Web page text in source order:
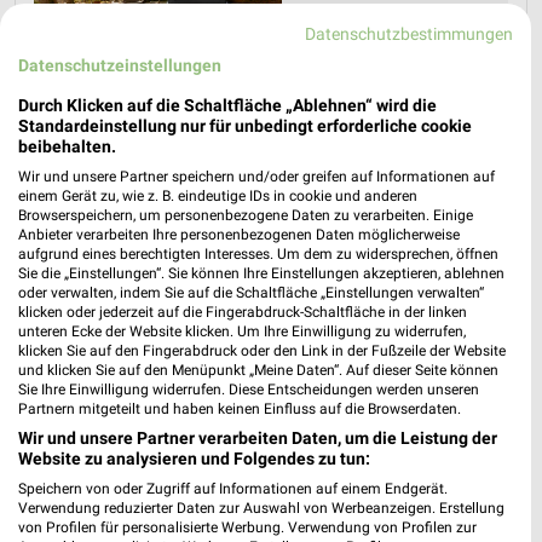
Jetzt alle "Grillen" Themen entdecken!
MEHR PROSPEKTE
Datenschutzbestimmungen
Datenschutzeinstellungen
Durch Klicken auf die Schaltfläche „Ablehnen“ wird die
Standardeinstellung nur für unbedingt erforderliche cookie
beibehalten.
Wir und unsere Partner speichern und/oder greifen auf Informationen auf
einem Gerät zu, wie z. B. eindeutige IDs in cookie und anderen
Browserspeichern, um personenbezogene Daten zu verarbeiten. Einige
Anbieter verarbeiten Ihre personenbezogenen Daten möglicherweise
aufgrund eines berechtigten Interesses. Um dem zu widersprechen, öffnen
Sie die „Einstellungen“. Sie können Ihre Einstellungen akzeptieren, ablehnen
oder verwalten, indem Sie auf die Schaltfläche „Einstellungen verwalten“
klicken oder jederzeit auf die Fingerabdruck-Schaltfläche in der linken
unteren Ecke der Website klicken. Um Ihre Einwilligung zu widerrufen,
klicken Sie auf den Fingerabdruck oder den Link in der Fußzeile der Website
und klicken Sie auf den Menüpunkt „Meine Daten“. Auf dieser Seite können
Sie Ihre Einwilligung widerrufen. Diese Entscheidungen werden unseren
Partnern mitgeteilt und haben keinen Einfluss auf die Browserdaten.
Wir und unsere Partner verarbeiten Daten, um die Leistung der
Website zu analysieren und Folgendes zu tun:
Speichern von oder Zugriff auf Informationen auf einem Endgerät.
Verwendung reduzierter Daten zur Auswahl von Werbeanzeigen. Erstellung
von Profilen für personalisierte Werbung. Verwendung von Profilen zur